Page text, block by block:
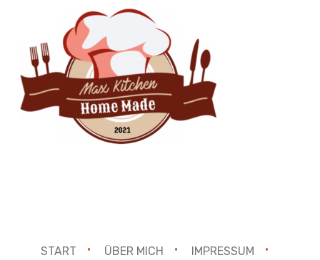
START ÜBER MICH IMPRESSUM